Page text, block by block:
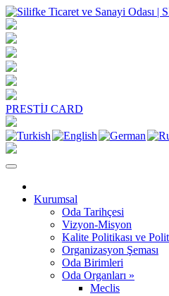
PRESTİJ CARD
Kurumsal
Oda Tarihçesi
Vizyon-Misyon
Kalite Politikası ve
Organizasyon Şeması
Oda Birimleri
Oda Organları »
Meclis